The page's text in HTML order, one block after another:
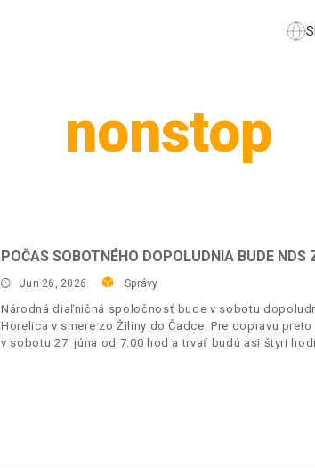
nonstop
POČAS SOBOTNÉHO DOPOLUDNIA BUDE
Jun 26, 2026 Správy
Národná diaľničná spoločnosť bude v sobotu
Horelica v smere zo Žiliny do Čadce. Pre dopravu
v sobotu 27. júna od 7:00 hod a trvať budú asi štyri